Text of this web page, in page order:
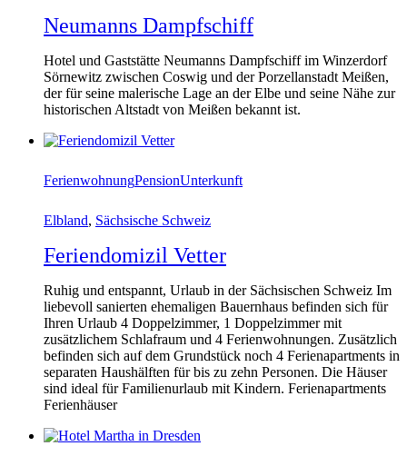
Neumanns Dampfschiff
Hotel und Gaststätte Neumanns Dampfschiff im Winzerdorf
Sörnewitz zwischen Coswig und der Porzellanstadt Meißen,
der für seine malerische Lage an der Elbe und seine Nähe zur
historischen Altstadt von Meißen bekannt ist.
FerienwohnungPensionUnterkunft
Elbland, Sächsische Schweiz
Feriendomizil Vetter
Ruhig und entspannt, Urlaub in der Sächsischen Schweiz Im
liebevoll sanierten ehemaligen Bauernhaus befinden sich für
Ihren Urlaub 4 Doppelzimmer, 1 Doppelzimmer mit
zusätzlichem Schlafraum und 4 Ferienwohnungen. Zusätzlich
befinden sich auf dem Grundstück noch 4 Ferienapartments in
separaten Haushälften für bis zu zehn Personen. Die Häuser
sind ideal für Familienurlaub mit Kindern. Ferienapartments
Ferienhäuser